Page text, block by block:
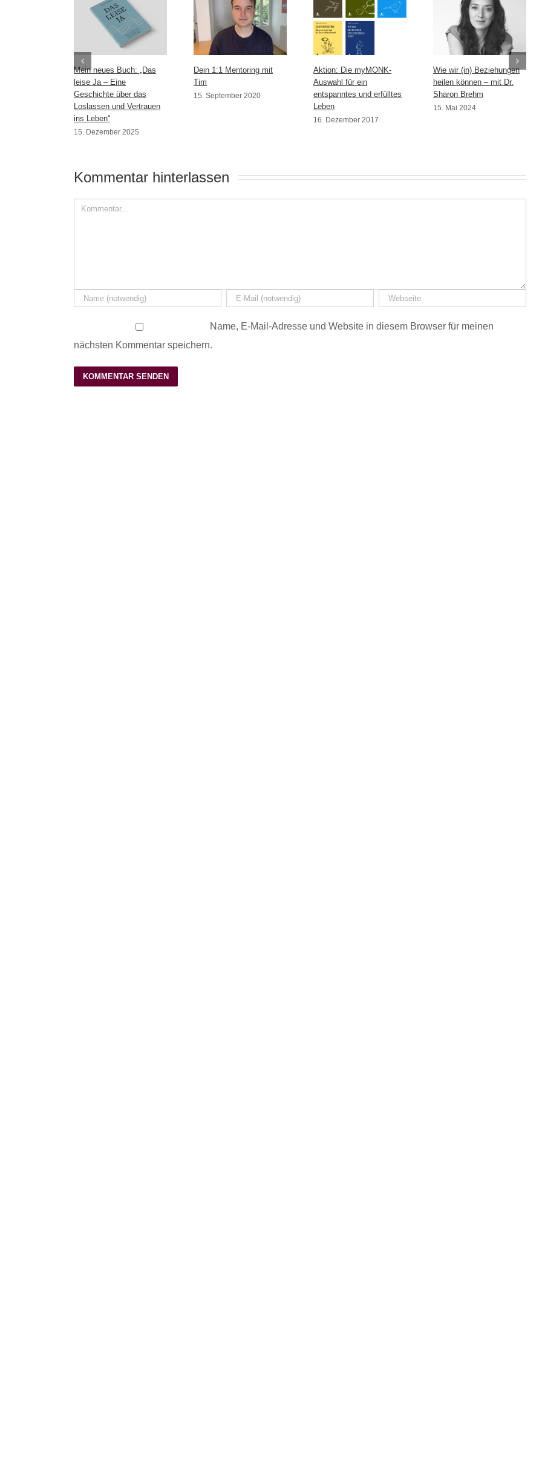
Mein neues Buch: „Das
leise Ja – Eine
Geschichte über das
Loslassen und Vertrauen
ins Leben“
15. Dezember 2025
Dein 1:1 Mentoring mit
Tim
15. September 2020
Aktion: Die myMONK-
Auswahl für ein
entspanntes und erfülltes
Leben
16. Dezember 2017
Wie wir (in) Beziehungen
heilen können – mit Dr.
Sharon Brehm
15. Mai 2024
Kommentar hinterlassen
Name, E-Mail-Adresse und Website in diesem Browser für meinen
nächsten Kommentar speichern.